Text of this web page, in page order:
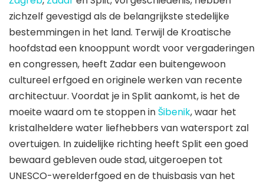
zichzelf gevestigd als de belangrijkste stedelijke
bestemmingen in het land. Terwijl de Kroatische
hoofdstad een knooppunt wordt voor vergaderingen
en congressen, heeft Zadar een buitengewoon
cultureel erfgoed en originele werken van recente
architectuur. Voordat je in Split aankomt, is het de
moeite waard om te stoppen in Šibenik, waar het
kristalheldere water liefhebbers van watersport zal
overtuigen. In zuidelijke richting heeft Split een goed
bewaard gebleven oude stad, uitgeroepen tot
UNESCO-werelderfgoed en de thuisbasis van het